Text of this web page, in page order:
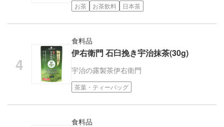
お茶 お茶飲料 日本茶
食料品
伊右衛門 石臼挽き宇治抹茶(30g)
宇治の露製茶伊右衛門
茶葉・ティーバッグ
食料品